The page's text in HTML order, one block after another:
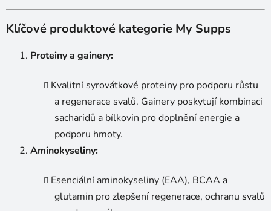
Klíčové produktové kategorie My Supps
Proteiny a gainery:
Kvalitní syrovátkové proteiny pro podporu růstu
a regenerace svalů. Gainery poskytují kombinaci
sacharidů a bílkovin pro doplnění energie a
podporu hmoty.
Aminokyseliny:
Esenciální aminokyseliny (EAA), BCAA a
glutamin pro zlepšení regenerace, ochranu svalů